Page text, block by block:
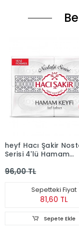
heyf Hacı Şakir
Serisi 4'lü Hamam
800gr.
96,00 TL
Sepetteki Fiyat
81,60 TL
Sepete Ekle